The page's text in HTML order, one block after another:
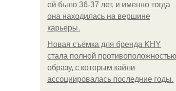
ей было 36-37 лет, и именно тогда
она находилась на вершине
карьеры.
Новая съёмка для бренда KHY
стала полной противоположностью
образу, с которым кайли
ассоциировалась последние годы.